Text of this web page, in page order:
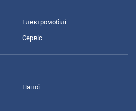
Електромобілі
Сервіс
Напої